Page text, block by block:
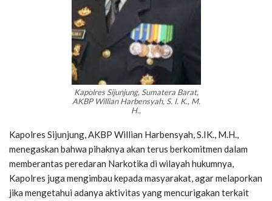
Kapolres Sijunjung, Sumatera Barat,
AKBP Willian Harbensyah, S. I. K., M.
H.,
Kapolres Sijunjung, AKBP Willian Harbensyah, S.IK., M.H.,
menegaskan bahwa pihaknya akan terus berkomitmen dalam
memberantas peredaran Narkotika di wilayah hukumnya,
Kapolres juga mengimbau kepada masyarakat, agar melaporkan
jika mengetahui adanya aktivitas yang mencurigakan terkait